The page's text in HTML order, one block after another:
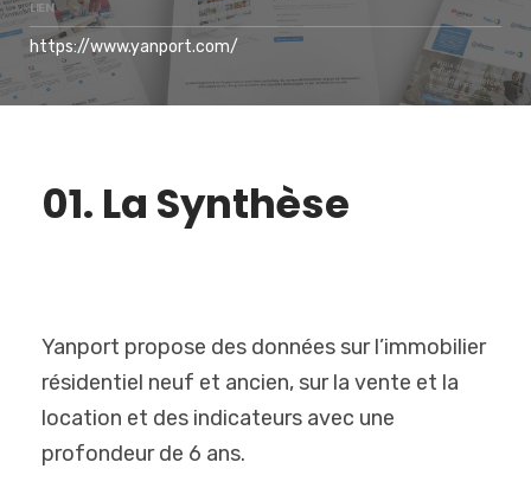
n
LIEN
https://www.yanport.com/
01. La Synthèse
Yanport propose des données sur l’immobilier
résidentiel neuf et ancien, sur la vente et la
location et des indicateurs avec une
profondeur de 6 ans.